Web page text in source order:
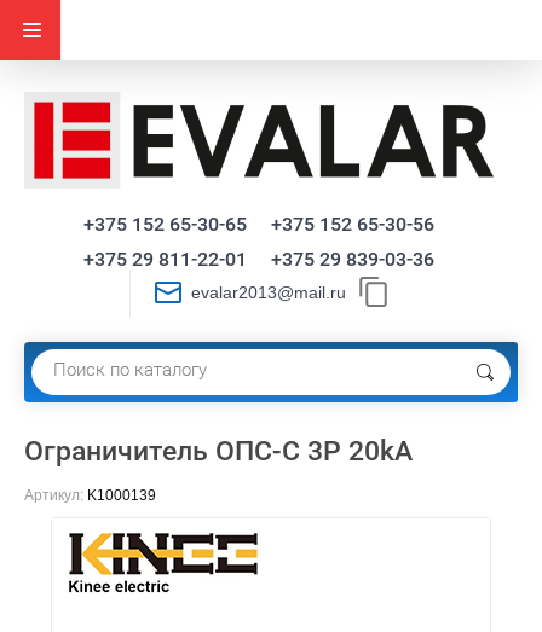
+375 152 65-30-65
+375 152 65-30-56
+375 29 811-22-01
+375 29 839-03-36
evalar2013@mail.ru
Ограничитель ОПС-С 3P 20kA
Артикул: K1000139